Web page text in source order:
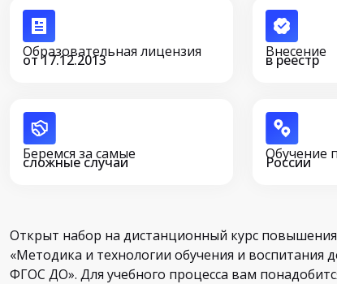
Образовательная лицензия
от 17.12.2013 Внесение
в реестр
Беремся за самые
сложные случаи Обучение
России
Открыт набор на дистанционный курс
«Методика и технологии обучения и воспитания
ФГОС ДО». Для учебного процесса вам